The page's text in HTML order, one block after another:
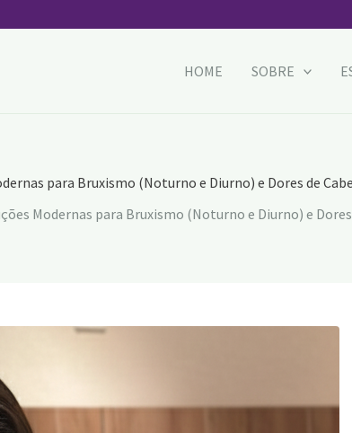
HOME SOBRE
para Bruxismo (Noturno e Diurno) e Dores de
Modernas para Bruxismo (Noturno e Diurno) e